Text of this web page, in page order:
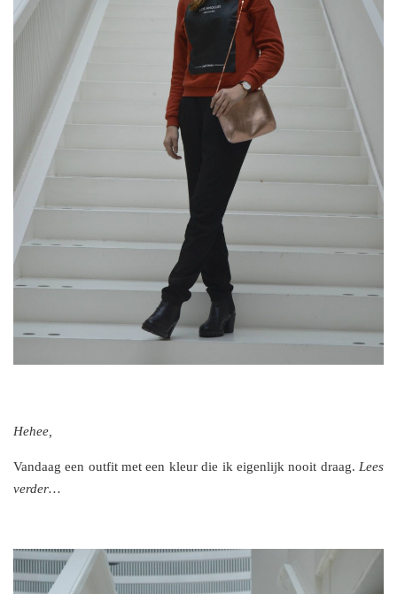
Hehee,
Vandaag een outfit met een kleur die ik eigenlijk nooit draag. Lees
verder…